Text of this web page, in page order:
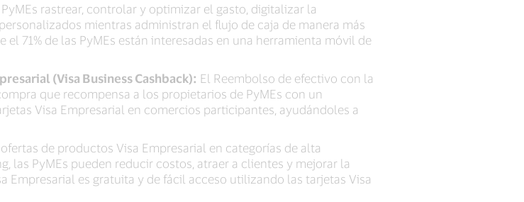
rastrear, controlar y optimizar el gasto, digitalizar la
mientras administran el flujo de caja de manera más
71% de las PyMEs están interesadas en una herramienta móvil de
(Visa Business Cashback): El Reembolso de efectivo con la
que recompensa a los propietarios de PyMEs con un
Visa Empresarial en comercios participantes, ayudándoles a
de productos Visa Empresarial en categorías de alta
las PyMEs pueden reducir costos, atraer a clientes y mejorar la
Empresarial es gratuita y de fácil acceso utilizando las tarjetas Visa